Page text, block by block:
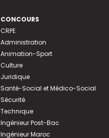
CONCOURS
CRPE
Administration
Animation-Sport
Culture
Juridique
Santé-Social et Médico-Social
Sécurité
Technique
Ingénieur Post-Bac
Ingénieur Maroc